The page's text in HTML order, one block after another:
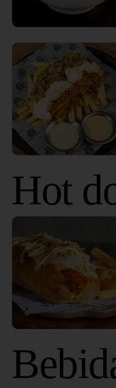
Hot